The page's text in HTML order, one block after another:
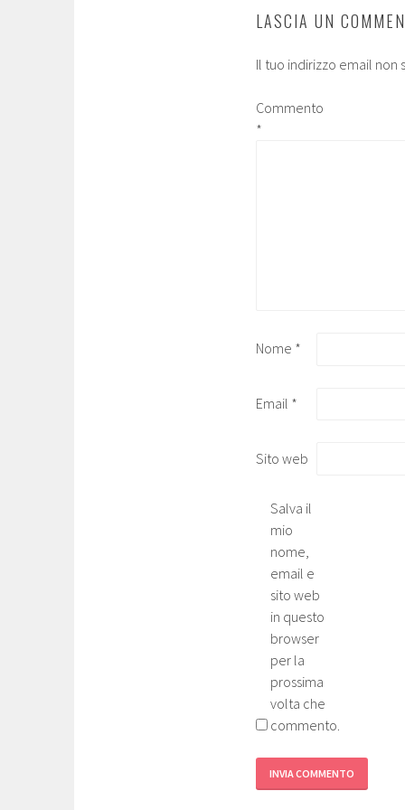
LASCIA UN
Il tuo indirizzo email non
Commento
*
Nome *
Email *
Sito web
Salva il
mio
nome,
email e
sito web
in questo
browser
per la
prossima
volta che
commento.